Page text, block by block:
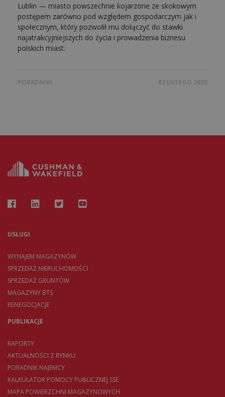
Lublin — miasto powszechnie kojarzone ze skokowym
postępem zarówno pod względem gospodarczym jak i
społecznym, który pozwolił mu dołączyć do stawki
najatrakcyjniejszych do życia i prowadzenia biznesu
polskich miast.
PORADNIKI 02 LUTEGO 2022
USŁUGI
WYNAJEM MAGAZYNÓW
SPRZEDAŻ NIERUCHOMOŚCI
SPRZEDAŻ GRUNTÓW
MAGAZYNY BTS
RENEGOCJACJE
PUBLIKACJE
RAPORTY
AKTUALNOŚCI Z RYNKU
PORADNIK NAJEMCY
KALKULATOR POMOCY PUBLICZNEJ SSE
MAPA POWIERZCHNI MAGAZYNOWYCH